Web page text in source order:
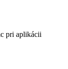
pri aplikácii